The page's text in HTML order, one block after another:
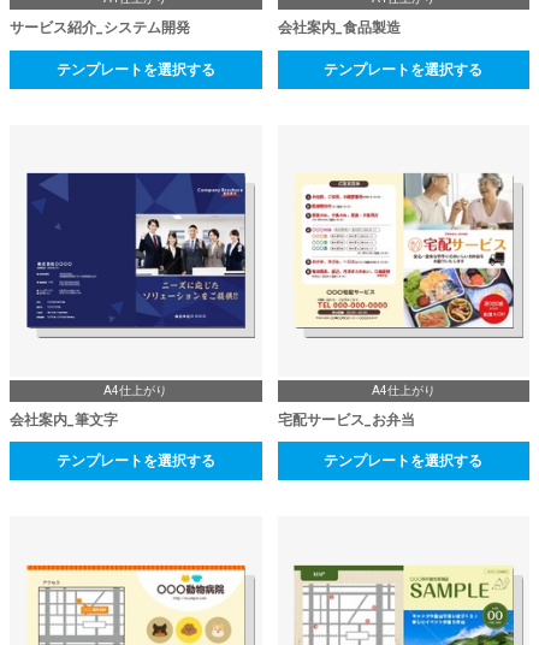
サービス紹介_システム開発
テンプレートを選択する
会社案内_食品製造
テンプレートを選択する
A4仕上がり
会社案内_筆文字
テンプレートを選択する
A4仕上がり
宅配サービス_お弁当
テンプレートを選択する